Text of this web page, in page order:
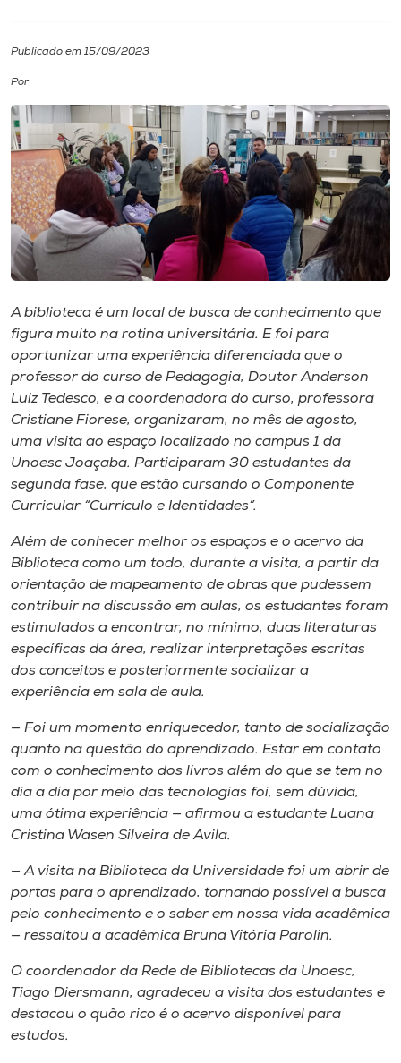
Cultura
CPA
Biblioteca
Editora
Rádio
Museu
Unoesc
Store
Selecione
o idioma
A+
Publicado em 15/09/2023
Por
A biblioteca é um local de busca de conhecimento que
figura muito na rotina universitária. E foi para
oportunizar uma experiência diferenciada que o
professor do curso de Pedagogia, Doutor Anderson
Luiz Tedesco, e a coordenadora do curso, professora
Cristiane Fiorese, organizaram, no mês de agosto,
uma visita ao espaço localizado no campus 1 da
Unoesc Joaçaba. Participaram 30 estudantes da
segunda fase, que estão cursando o Componente
Curricular “Currículo e Identidades”.
Além de conhecer melhor os espaços e o acervo da
Biblioteca como um todo, durante a visita, a partir da
orientação de mapeamento de obras que pudessem
contribuir na discussão em aulas, os estudantes foram
estimulados a encontrar, no mínimo, duas literaturas
específicas da área, realizar interpretações escritas
dos conceitos e posteriormente socializar a
experiência em sala de aula.
— Foi um momento enriquecedor, tanto de socialização
quanto na questão do aprendizado. Estar em contato
com o conhecimento dos livros além do que se tem no
dia a dia por meio das tecnologias foi, sem dúvida,
uma ótima experiência — afirmou a estudante Luana
Cristina Wasen Silveira de Avila.
— A visita na Biblioteca da Universidade foi um abrir de
portas para o aprendizado, tornando possível a busca
pelo conhecimento e o saber em nossa vida acadêmica
— ressaltou a acadêmica Bruna Vitória Parolin.
O coordenador da Rede de Bibliotecas da Unoesc,
Tiago Diersmann, agradeceu a visita dos estudantes e
destacou o quão rico é o acervo disponível para
estudos.